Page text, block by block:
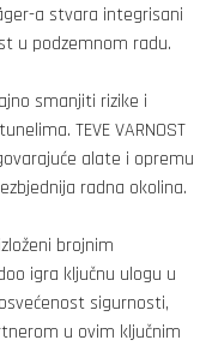
a stvara integrisani
u podzemnom radu.
smanjiti rizike i
TEVE VARNOST
alate i opremu
radna okolina.
brojnim
doo igra ključnu ulogu u
sigurnosti,
u ovim ključnim